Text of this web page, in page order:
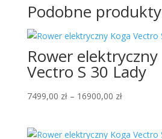
Podobne produkty
Rower elektryczny
Vectro S 30 Lady
7499,00 zł – 16900,00 złZakres